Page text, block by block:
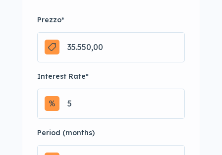
Prezzo*
Interest Rate*
Period (months)